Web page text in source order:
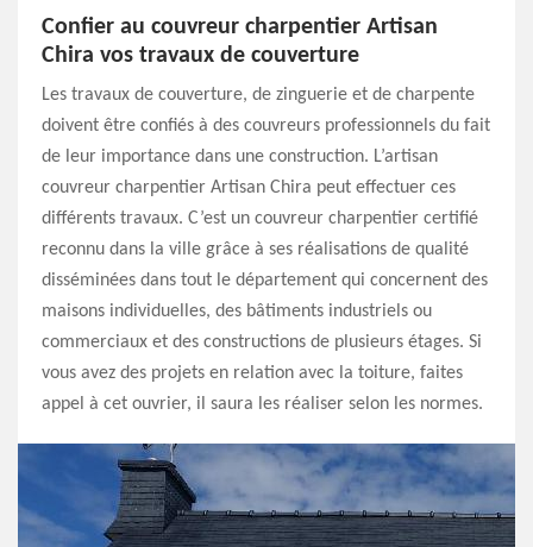
Confier au couvreur charpentier Artisan
Chira vos travaux de couverture
Les travaux de couverture, de zinguerie et de charpente
doivent être confiés à des couvreurs professionnels du fait
de leur importance dans une construction. L’artisan
couvreur charpentier Artisan Chira peut effectuer ces
différents travaux. C’est un couvreur charpentier certifié
reconnu dans la ville grâce à ses réalisations de qualité
disséminées dans tout le département qui concernent des
maisons individuelles, des bâtiments industriels ou
commerciaux et des constructions de plusieurs étages. Si
vous avez des projets en relation avec la toiture, faites
appel à cet ouvrier, il saura les réaliser selon les normes.